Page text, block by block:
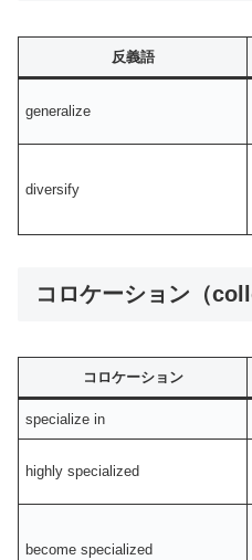
反義語
generalize
diversify
コロケーション（
コロケーション
specialize in
highly specialized
become specialized